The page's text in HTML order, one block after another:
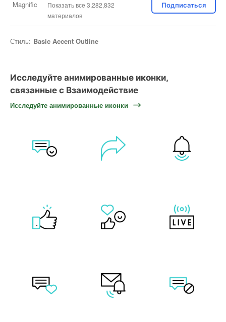
Показать все 3,282,832
материалов
Подписаться
Стиль: Basic Accent Outline
Исследуйте анимированные иконки,
связанные с Взаимодействие
Исследуйте анимированные иконки